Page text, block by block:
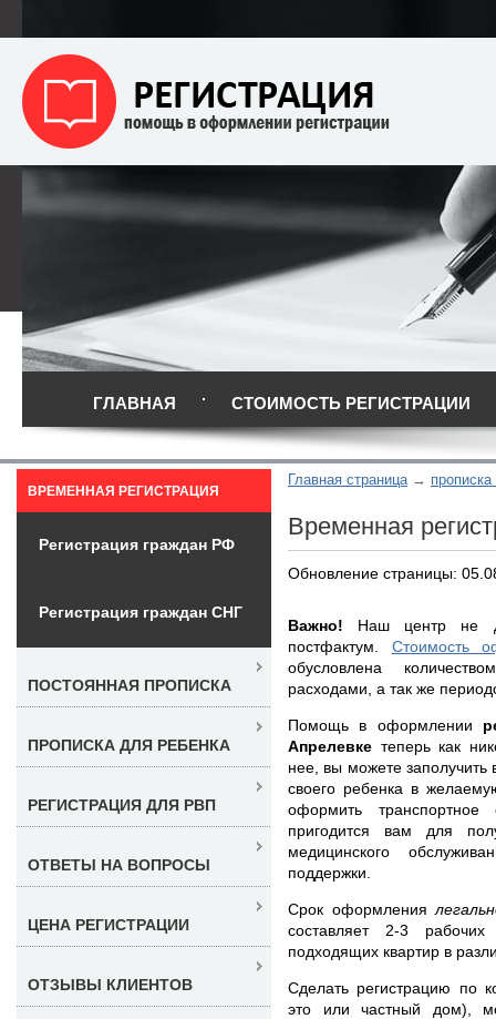
ГЛАВНАЯ СТОИМОСТЬ РЕГИСТРАЦИИ
Главная страница
Временная
Обновление страницы:
Важно! Наш центр не
постфактум. Стоимость
обусловлена
расходами, а так же
Помощь в оформлении
Апрелевке теперь как
нее, вы можете заполучить
своего ребенка в
оформить
пригодится вам для
медицинского
поддержки.
Срок оформления
составляет 2-3
подходящих квартир в
Сделать регистрацию по
это или частный дом),
ВРЕМЕННАЯ РЕГИСТРАЦИЯ
Регистрация граждан РФ
Регистрация граждан СНГ
ПОСТОЯННАЯ ПРОПИСКА
ПРОПИСКА ДЛЯ РЕБЕНКА
РЕГИСТРАЦИЯ ДЛЯ РВП
ОТВЕТЫ НА ВОПРОСЫ
ЦЕНА РЕГИСТРАЦИИ
ОТЗЫВЫ КЛИЕНТОВ